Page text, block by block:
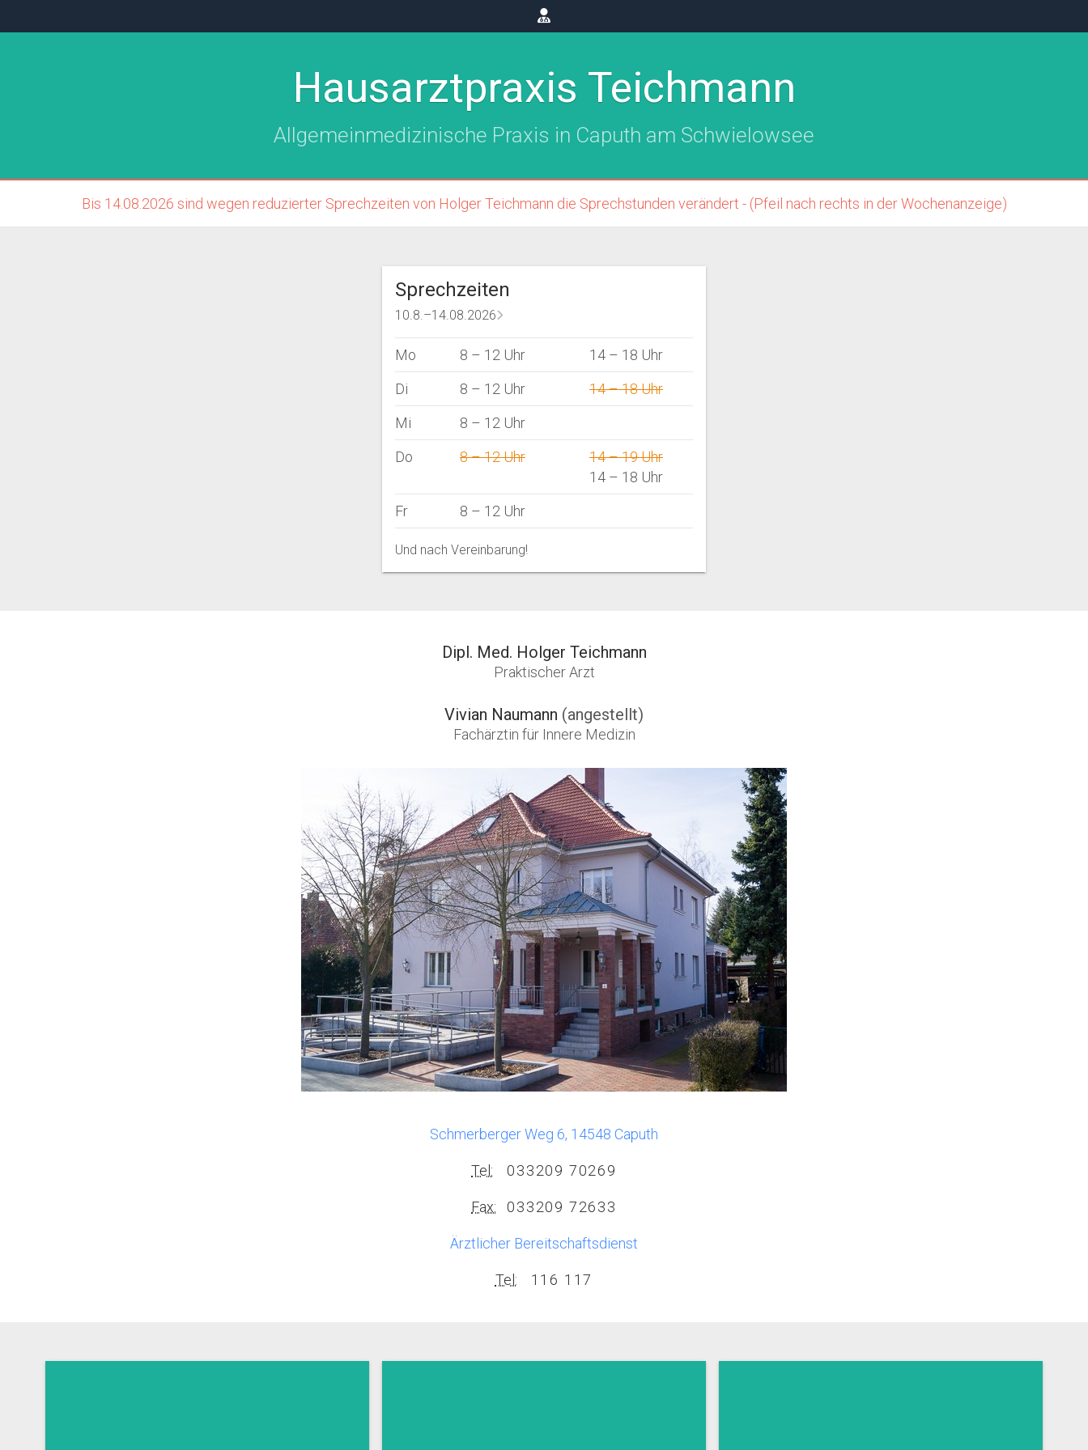
Hausarztpraxis Teichmann
Allgemeinmedizinische Praxis in Caputh am Schwielowsee
Bis 14.08.2026 sind wegen reduzierter Sprechzeiten von Holger Teichmann die Sprechstunden verändert - (Pfeil nach rechts in der Wochenanzeige)
Sprechzeiten
10.8.–14.08.2026
Mo 8 – 12 Uhr
14 – 18 Uhr
Di
8 – 12 Uhr
14 – 18 Uhr
Mi
8 – 12 Uhr
Do
8 – 12 Uhr
14 – 19 Uhr
14 – 18 Uhr
Fr
8 – 12 Uhr
Und nach Vereinbarung!
Dipl. Med. Holger Teichmann
Praktischer Arzt
Vivian Naumann (angestellt)
Fachärztin für Innere Medizin
Schmerberger Weg 6, 14548 Caputh
Tel: 033209 70269
Fax: 033209 72633
Ärztlicher Bereitschaftsdienst
Tel: 116 117